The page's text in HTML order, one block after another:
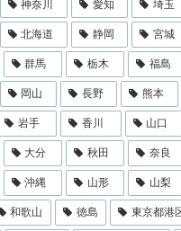
神奈川 愛知 埼玉
北海道 静岡 宮城
群馬 栃木 福島
岡山 長野 熊本
岩手 香川 山口
大分 秋田 奈良
沖縄 山形 山梨
和歌山 徳島 東京都港